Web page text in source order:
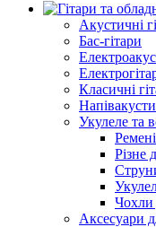
Акустичні
Бас-гітари
Класичні
Укулеле та
Різне
Чохли
Аксесуари